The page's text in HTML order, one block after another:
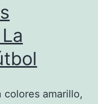
colores amarillo,